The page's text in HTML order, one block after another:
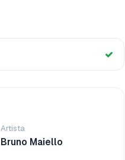
Artista
Bruno Maiello